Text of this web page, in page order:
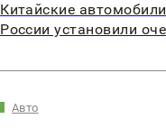
Китайские
России установили
Авто